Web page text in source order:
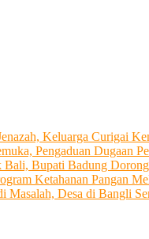
Keluarga Curigai
Pengaduan Dugaan
Bupati Badung
Ketahanan Pangan
Masalah, Desa di Bangli